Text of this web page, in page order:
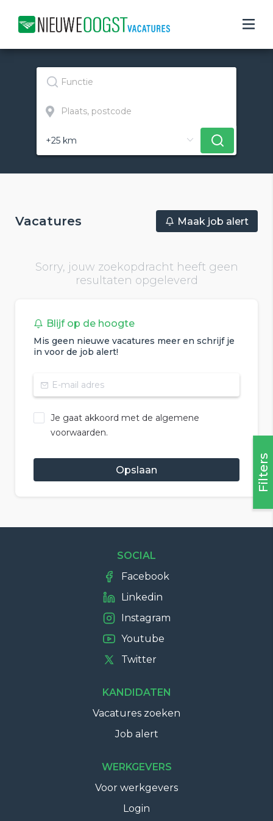
Filters
Vacatures Maak job alert
Sorry, jouw zoekopdracht heeft geen
resultaten opgeleverd
Blijf op de hoogte
Mis geen nieuwe vacatures meer en schrijf je
in voor de job alert!
Je gaat akkoord met de algemene
voorwaarden.
Opslaan
SOCIAL
Facebook
Linkedin
Instagram
Youtube
Twitter
KANDIDATEN
Vacatures zoeken
Job alert
WERKGEVERS
Voor werkgevers
Login